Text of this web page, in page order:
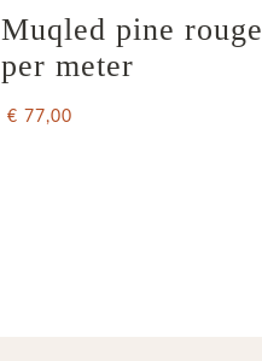
Muqled pine rouge
per meter
€ 77,00